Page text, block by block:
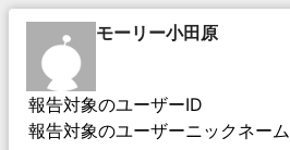
モーリー小田原
報告対象のユーザーID
報告対象のユーザーニックネーム